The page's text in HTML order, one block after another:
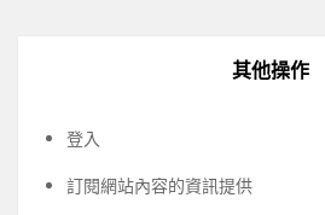
其他操作
登入
訂閱網站內容的資訊提供